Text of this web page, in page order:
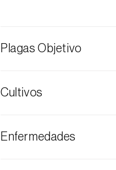
Plagas Objetivo
Cultivos
Enfermedades